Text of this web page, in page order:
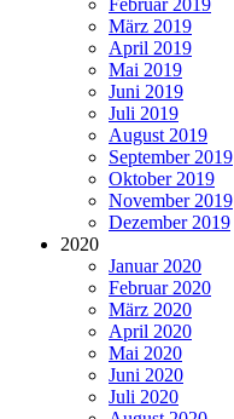
März 2019
April 2019
Mai 2019
Juni 2019
Juli 2019
August 2019
September 2019
Oktober 2019
November 2019
Dezember 2019
2020
Januar 2020
Februar 2020
März 2020
April 2020
Mai 2020
Juni 2020
Juli 2020